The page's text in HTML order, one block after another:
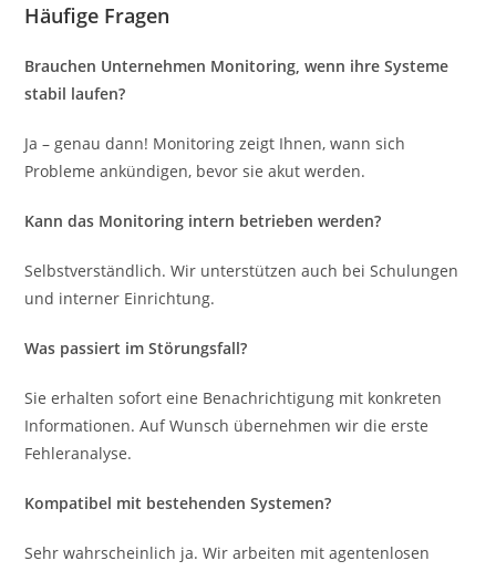
Häufige Fragen
Brauchen Unternehmen Monitoring, wenn ihre Systeme
stabil laufen?
Ja – genau dann! Monitoring zeigt Ihnen, wann sich
Probleme ankündigen, bevor sie akut werden.
Kann das Monitoring intern betrieben werden?
Selbstverständlich. Wir unterstützen auch bei Schulungen
und interner Einrichtung.
Was passiert im Störungsfall?
Sie erhalten sofort eine Benachrichtigung mit konkreten
Informationen. Auf Wunsch übernehmen wir die erste
Fehleranalyse.
Kompatibel mit bestehenden Systemen?
Sehr wahrscheinlich ja. Wir arbeiten mit agentenlosen